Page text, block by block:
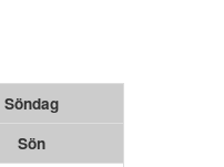
Söndag
Sön